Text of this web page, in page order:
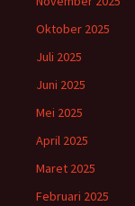
Oktober 2025
Juli 2025
Juni 2025
Mei 2025
April 2025
Maret 2025
Februari 2025